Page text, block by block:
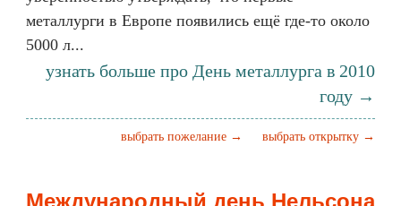
металлурги в Европе появились ещё где-то около
5000 л...
узнать больше про День металлурга в 2010
году →
выбрать открытку →
выбрать пожелание →
Международный день Нельсона